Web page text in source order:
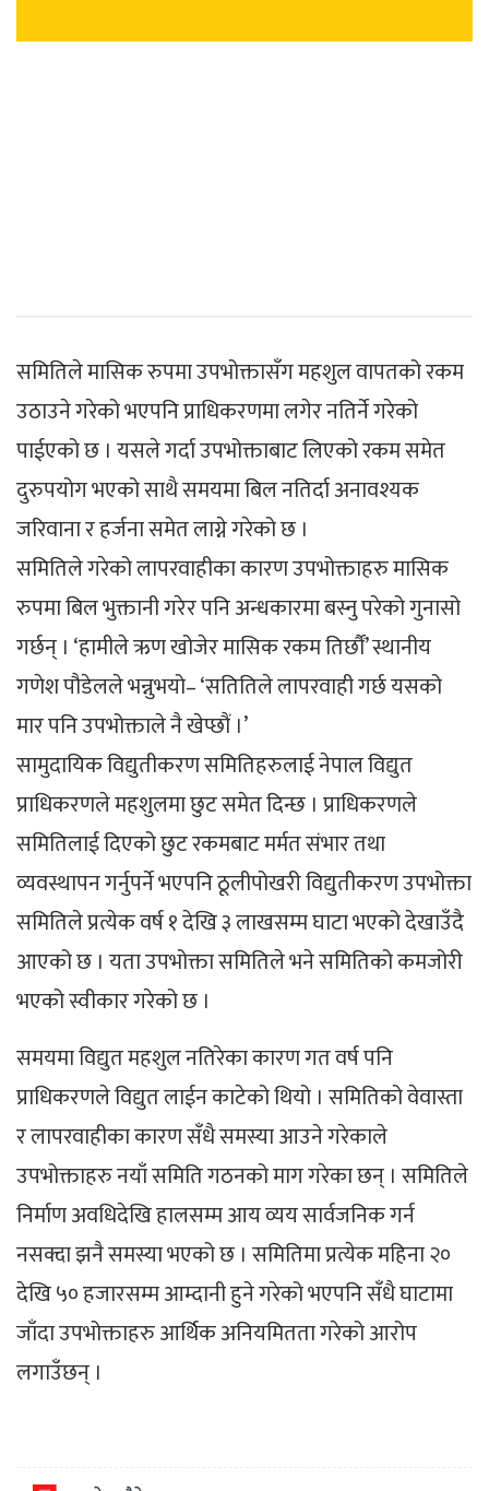
समितिले मासिक रुपमा उपभोक्तासँग महशुल वापतको रकम
उठाउने गरेको भएपनि प्राधिकरणमा लगेर नतिर्ने गरेको
पाईएको छ । यसले गर्दा उपभोक्ताबाट लिएको रकम समेत
दुरुपयोग भएको साथै समयमा बिल नतिर्दा अनावश्यक
जरिवाना र हर्जना समेत लाग्ने गरेको छ ।
समितिले गरेको लापरवाहीका कारण उपभोक्ताहरु मासिक
रुपमा बिल भुक्तानी गरेर पनि अन्धकारमा बस्नु परेको गुनासो
गर्छन् । ‘हामीले ऋण खोजेर मासिक रकम तिर्छौं’ स्थानीय
गणेश पौडेलले भन्नुभयो– ‘सतितिले लापरवाही गर्छ यसको
मार पनि उपभोक्ताले नै खेप्छौं ।’
सामुदायिक विद्युतीकरण समितिहरुलाई नेपाल विद्युत
प्राधिकरणले महशुलमा छुट समेत दिन्छ । प्राधिकरणले
समितिलाई दिएको छुट रकमबाट मर्मत संभार तथा
व्यवस्थापन गर्नुपर्ने भएपनि ठूलीपोखरी विद्युतीकरण उपभोक्ता
समितिले प्रत्येक वर्ष १ देखि ३ लाखसम्म घाटा भएको देखाउँदै
आएको छ । यता उपभोक्ता समितिले भने समितिको कमजोरी
भएको स्वीकार गरेको छ ।
समयमा विद्युत महशुल नतिरेका कारण गत वर्ष पनि
प्राधिकरणले विद्युत लाईन काटेको थियो । समितिको वेवास्ता
र लापरवाहीका कारण सँधै समस्या आउने गरेकाले
उपभोक्ताहरु नयाँ समिति गठनको माग गरेका छन् । समितिले
निर्माण अवधिदेखि हालसम्म आय व्यय सार्वजनिक गर्न
नसक्दा झनै समस्या भएको छ । समितिमा प्रत्येक महिना २०
देखि ५० हजारसम्म आम्दानी हुने गरेको भएपनि सँधै घाटामा
जाँदा उपभोक्ताहरु आर्थिक अनियमितता गरेको आरोप
लगाउँछन् ।